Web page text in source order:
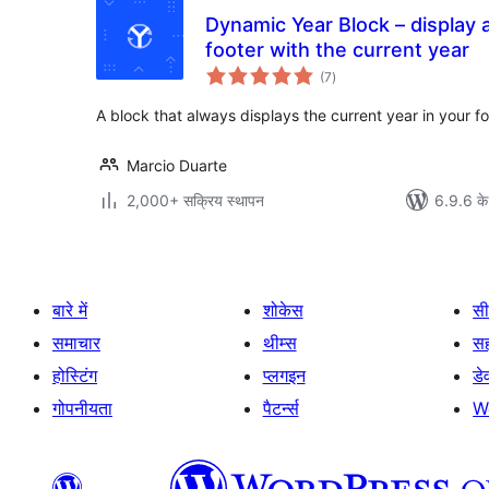
Dynamic Year Block –
footer with the current year
(7कुल
दर)
A block that always displays the current year in your
Marcio Duarte
2,000+ सक्रिय स्थापन
6.9.6 के
बारे में
समाचार
होस्टिंग
गोपनीयता
शोकेस
थीम्स
प्लगइन
पैटर्न्स